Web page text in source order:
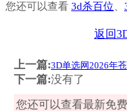
您还可以查看 3d杀百位
返回
上一篇:3D单选网2026年
下一篇:没有了
您还可以查看最新免费